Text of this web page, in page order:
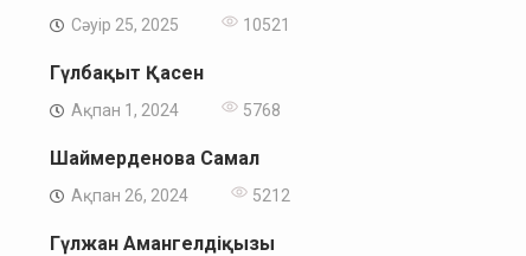
Сәуір 25, 2025 10521
Гүлбақыт Қасен
Ақпан 1, 2024 5768
Шаймерденова Самал
Ақпан 26, 2024 5212
Гүлжан Амангелдіқызы